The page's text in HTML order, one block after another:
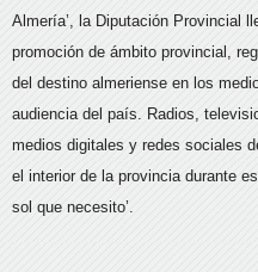
Almería’, la Diputación Provincial
promoción de ámbito provincial,
del destino almeriense en los
audiencia del país. Radios,
medios digitales y redes sociales
el interior de la provincia durante
sol que necesito’.